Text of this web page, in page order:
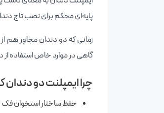
پایه‌ای محکم برای نصب تاج
زمانی که دو دندان مجاور هم
گاهی در موارد خاص استفاده
چرا ایمپلنت دو
حفظ ساختار استخوان فک